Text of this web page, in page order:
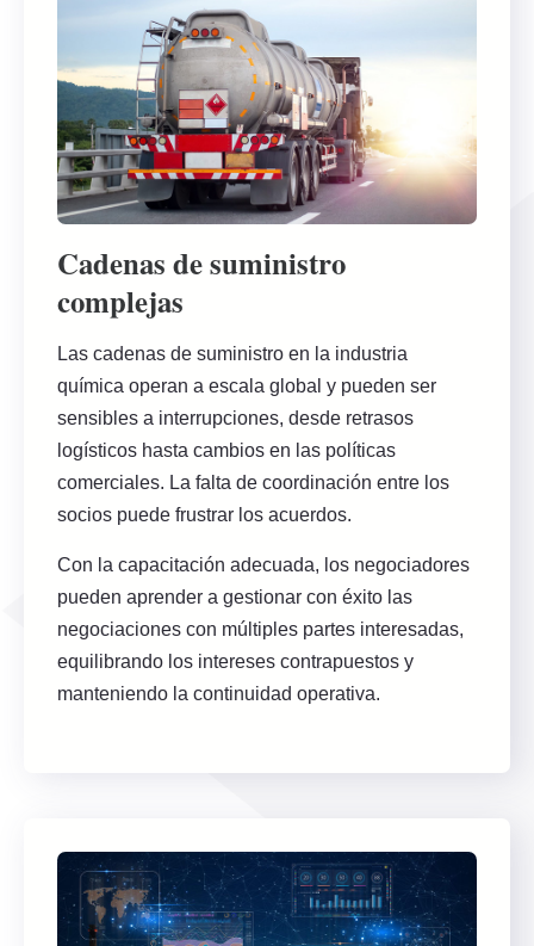
Cadenas de suministro
complejas
Las cadenas de suministro en la industria
química operan a escala global y pueden ser
sensibles a interrupciones, desde retrasos
logísticos hasta cambios en las políticas
comerciales. La falta de coordinación entre los
socios puede frustrar los acuerdos.
Con la capacitación adecuada, los negociadores
pueden aprender a gestionar con éxito las
negociaciones con múltiples partes interesadas,
equilibrando los intereses contrapuestos y
manteniendo la continuidad operativa.